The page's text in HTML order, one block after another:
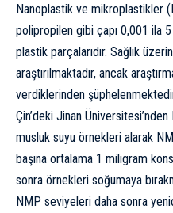
Nanoplastik ve mikroplastikler
polipropilen gibi çapı 0,001 ila
plastik parçalarıdır. Sağlık
araştırılmaktadır, ancak
verdiklerinden
Çin’deki Jinan Üniversitesi’nden
musluk suyu örnekleri alarak
başına ortalama 1 miligram
sonra örnekleri soğumaya
NMP seviyeleri daha sonra